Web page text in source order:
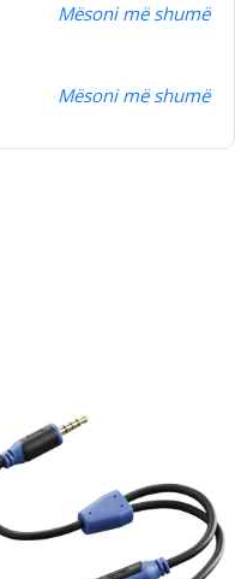
Mësoni më shumë
Mësoni më shumë